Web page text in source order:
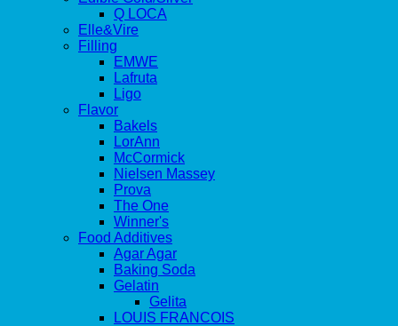
Q LOCA
Elle&Vire
Filling
EMWE
Lafruta
Ligo
Flavor
Bakels
LorAnn
McCormick
Nielsen Massey
Prova
The One
Winner's
Food Additives
Agar Agar
Baking Soda
Gelatin
Gelita
LOUIS FRANCOIS